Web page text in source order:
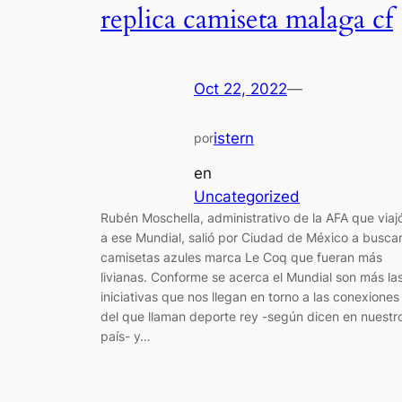
replica camiseta malaga cf
Oct 22, 2022—
poristern
en
Uncategorized
Rubén Moschella, administrativo de la AFA que
a ese Mundial, salió por Ciudad de México a buscar
camisetas azules marca Le Coq que fueran más
livianas. Conforme se acerca el Mundial son más
iniciativas que nos llegan en torno a las conexiones
del que llaman deporte rey -según dicen en
país- y…